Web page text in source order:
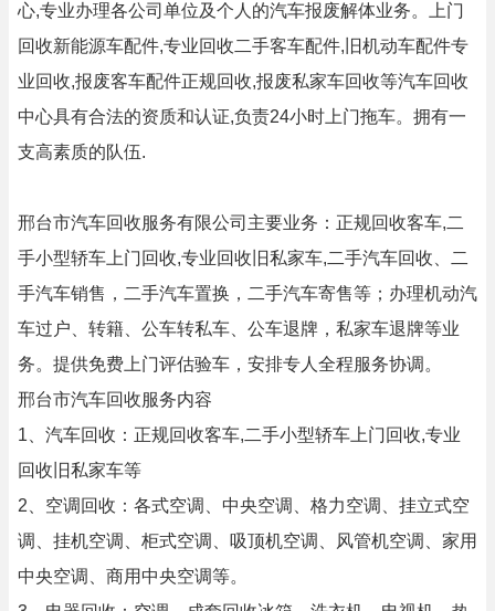
心,专业办理各公司单位及个人的汽车报废解体业务。上门
回收新能源车配件,专业回收二手客车配件,旧机动车配件专
业回收,报废客车配件正规回收,报废私家车回收等汽车回收
中心具有合法的资质和认证,负责24小时上门拖车。拥有一
支高素质的队伍.
邢台市汽车回收服务有限公司主要业务：正规回收客车,二
手小型轿车上门回收,专业回收旧私家车,二手汽车回收、二
手汽车销售，二手汽车置换，二手汽车寄售等；办理机动汽
车过户、转籍、公车转私车、公车退牌，私家车退牌等业
务。提供免费上门评估验车，安排专人全程服务协调。
邢台市汽车回收服务内容
1、汽车回收：正规回收客车,二手小型轿车上门回收,专业
回收旧私家车等
2、空调回收：各式空调、中央空调、格力空调、挂立式空
调、挂机空调、柜式空调、吸顶机空调、风管机空调、家用
中央空调、商用中央空调等。